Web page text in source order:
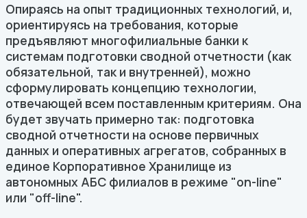
Опираясь на опыт традиционных технологий, и,
ориентируясь на требования, которые
предъявляют многофилиальные банки к
системам подготовки сводной отчетности (как
обязательной, так и внутренней), можно
сформулировать концепцию технологии,
отвечающей всем поставленным критериям. Она
будет звучать примерно так: подготовка
сводной отчетности на основе первичных
данных и оперативных агрегатов, собранных в
единое Корпоративное Хранилище из
автономных АБС филиалов в режиме "on-line"
или "off-line".